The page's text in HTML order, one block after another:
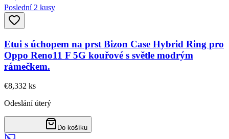
Poslední 2 kusy
Etui s úchopem na prst Bizon Case Hybrid Ring pro
Oppo Reno11 F 5G kouřové s světle modrým
rámečkem.
€8,332 ks
Odeslání úterý
Do košíku